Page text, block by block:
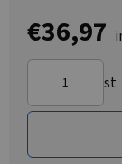
€36,97
st